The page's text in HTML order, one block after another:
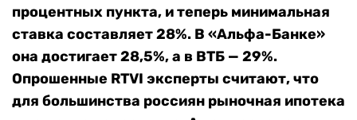
процентных пункта, и теперь минимальная
ставка составляет 28%. В «Альфа-Банке»
она достигает 28,5%, а в ВТБ — 29%.
Опрошенные RTVI эксперты считают, что
для большинства россиян рыночная ипотека